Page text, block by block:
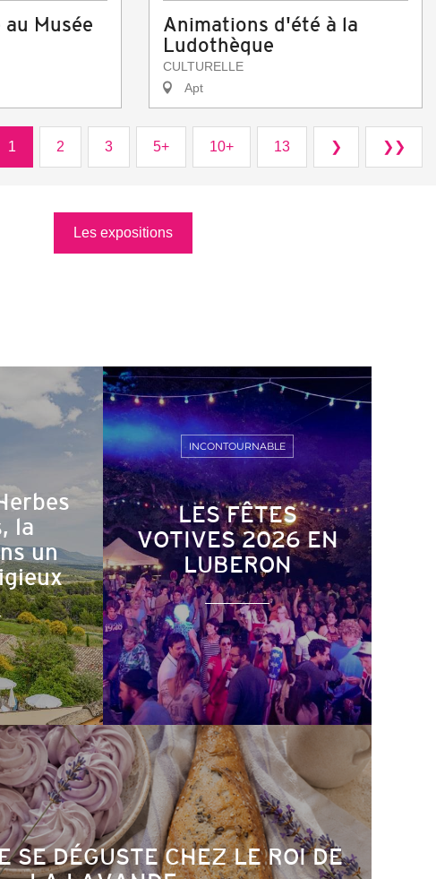
Musée
Animations d'été à la
Ludothèque
CULTURELLE
Apt
1 2 3 5+ 10+ 13 ❯ ❯❯
Les expositions
la
un
LES FÊTES
VOTIVES 2026 EN
LUBERON
INCONTOURNABLE
SE DÉGUSTE CHEZ LE ROI DE